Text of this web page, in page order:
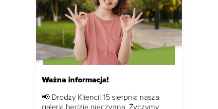
Ważna informacja!
📢 Drodzy Klienci! 15 sierpnia nasza